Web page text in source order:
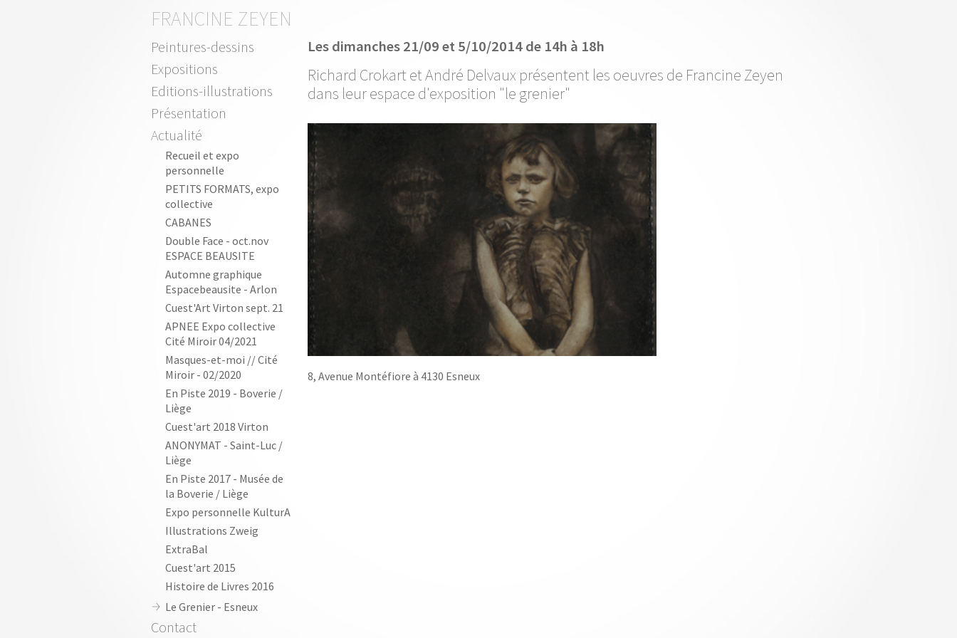
FRANCINE ZEYEN
Peintures-dessins
Expositions
Editions-illustrations
Présentation
Actualité
Recueil et expo
personnelle
PETITS FORMATS, expo
collective
CABANES
Double Face - oct.nov
ESPACE BEAUSITE
Automne graphique
Espacebeausite - Arlon
Cuest'Art Virton sept. 21
APNEE Expo collective
Cité Miroir 04/2021
Masques-et-moi // Cité
Miroir - 02/2020
En Piste 2019 - Boverie /
Liège
Cuest'art 2018 Virton
ANONYMAT - Saint-Luc /
Liège
En Piste 2017 - Musée de
la Boverie / Liège
Expo personnelle KulturA
Illustrations Zweig
ExtraBal
Cuest'art 2015
Histoire de Livres 2016
Le Grenier - Esneux
Contact
Les dimanches 21/09 et 5/10/2014 de 14h à 18h
Richard Crokart et André Delvaux présentent les oeuvres de Francine Zeyen
dans leur espace d'exposition "le grenier"
8, Avenue Montéfiore à 4130 Esneux